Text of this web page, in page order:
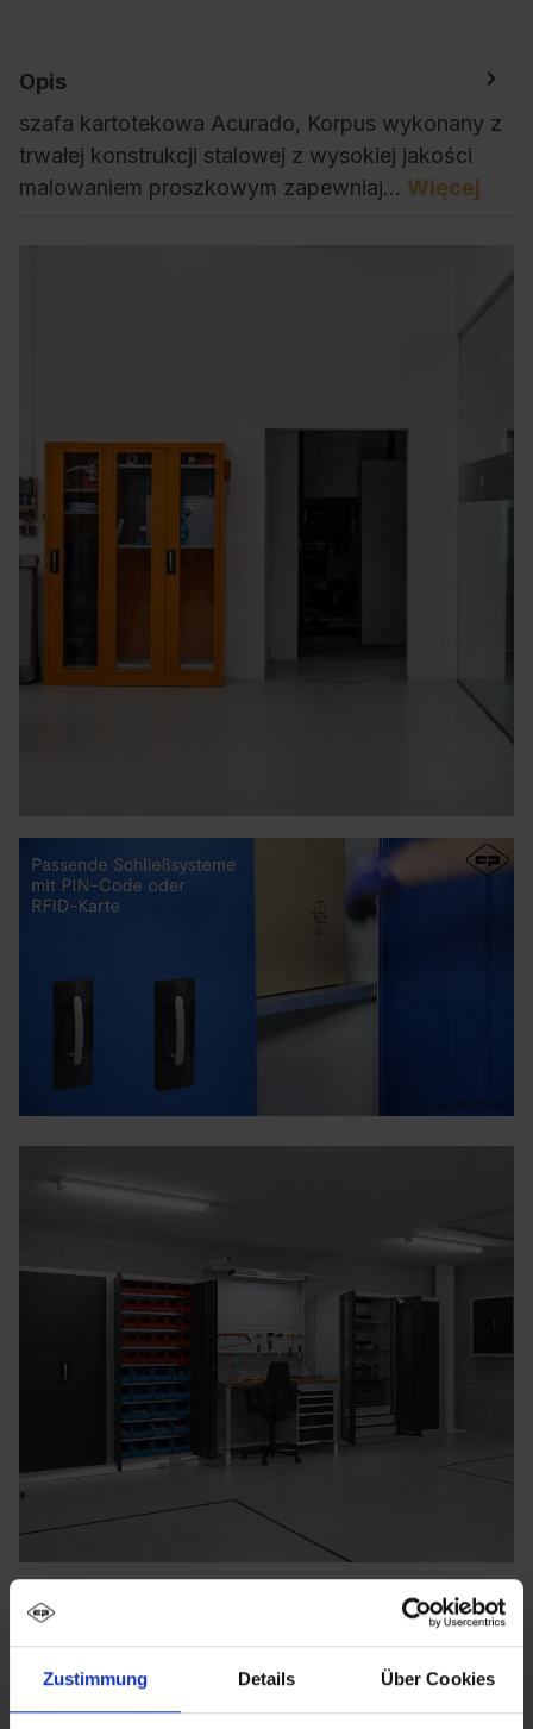
Zustimmung Details Über Cookies
Opis
szafa kartotekowa Acurado, Korpus wykonany z
trwałej konstrukcji stalowej z wysokiej jakości
malowaniem proszkowym zapewniaj… Więcej